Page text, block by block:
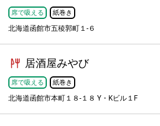
席で吸える 紙巻き
北海道函館市五稜郭町１-６
居酒屋みやび
席で吸える 紙巻き
北海道函館市本町１８-１８ Y・Kビル１F